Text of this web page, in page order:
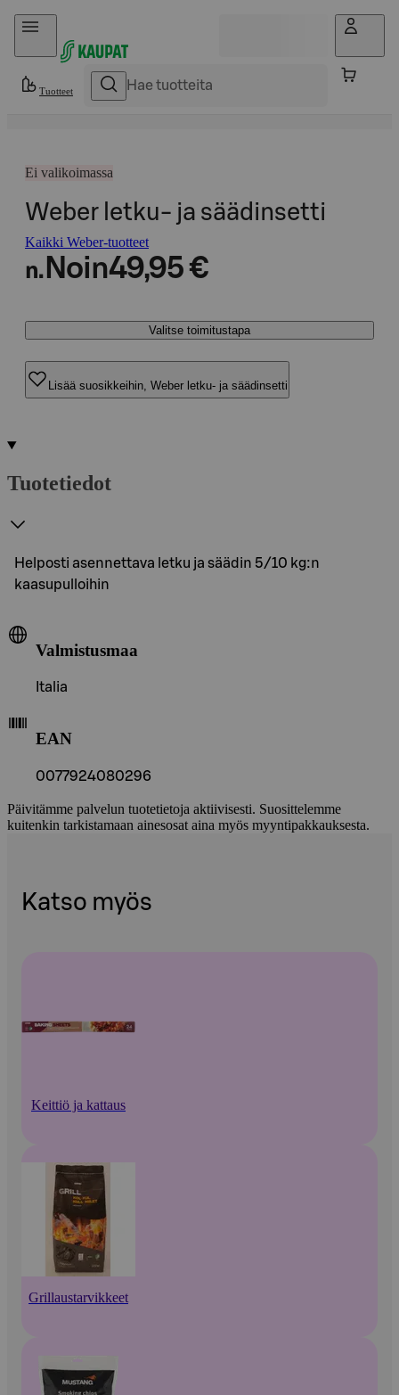
Hyppää sisältöön
Tuotteet
Ei valikoimassa
Weber letku- ja säädinsetti
Kaikki Weber-tuotteet
n. Noin49,95 €
Valitse toimitustapa
Lisää suosikkeihin, Weber letku- ja säädinsetti
Tuotetiedot
Helposti asennettava letku ja säädin 5/10 kg:n
kaasupulloihin
Valmistusmaa
Italia
EAN
0077924080296
Päivitämme palvelun tuotetietoja aktiivisesti. Suosittelemme
kuitenkin tarkistamaan ainesosat aina myös myyntipakkauksesta.
Katso myös
Keittiö ja kattaus
Grillaustarvikkeet